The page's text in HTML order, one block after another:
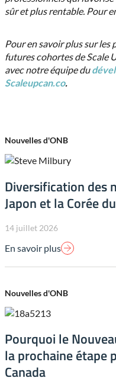
sûr et plus rentable. Pour
Pour en savoir plus sur les
futures cohortes de Scale
avec notre équipe du
Scaleupcan.co.
Nouvelles d'ONB
Diversification des
Japon et la Corée
14 juillet 2026
En savoir plus
Nouvelles d'ONB
Pourquoi le
la prochaine étape
Canada